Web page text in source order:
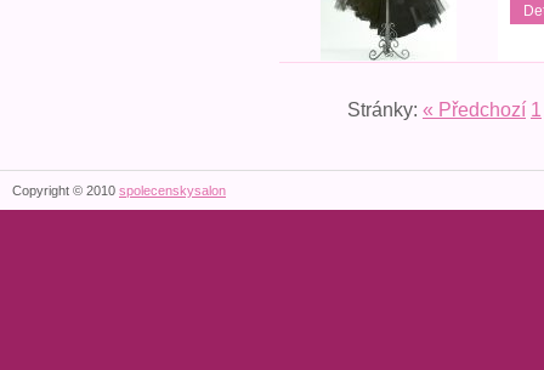
Stránky: « Předchozí 1
Copyright © 2010 spolecenskysalon